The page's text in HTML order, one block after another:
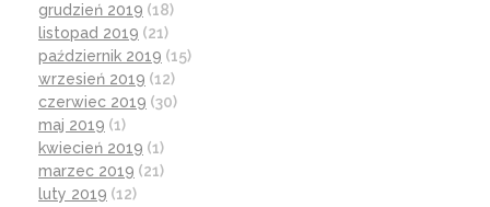
grudzień 2019 (18)
listopad 2019 (21)
październik 2019 (15)
wrzesień 2019 (12)
czerwiec 2019 (30)
maj 2019 (1)
kwiecień 2019 (1)
marzec 2019 (21)
luty 2019 (12)